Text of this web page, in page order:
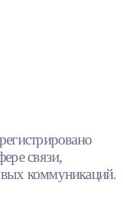
связи,
коммуникаций.